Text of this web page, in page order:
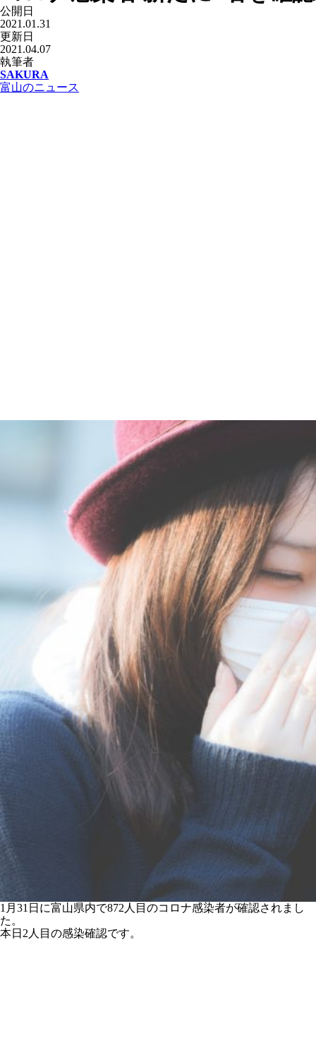
公開日
2021.01.31
更新日
2021.04.07
執筆者
SAKURA
富山のニュース
1月31日に富山県内で872人目のコロナ感染者が確認されまし
た。
本日2人目の感染確認です。